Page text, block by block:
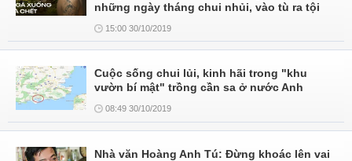
những ngày tháng chui nhủi, vào tù ra tội
15:00 30/10/2019
Cuộc sống chui lủi, kinh hãi trong "khu
vườn bí mật" trồng cần sa ở nước Anh
08:49 30/10/2019
Nhà văn Hoàng Anh Tú: Đừng khoác lên vai